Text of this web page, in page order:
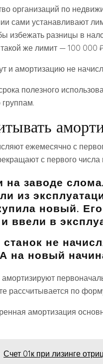
организаций по
сами устанавливают
избежать разницы в
же лимит — 100
и амортизацию не
полезного
ежемесячно с
с первого
на заводе
из
новый.
ввели в
не
на новый
амортизируют
рассчитывается по
амортизация
Счет 01к при лизинге